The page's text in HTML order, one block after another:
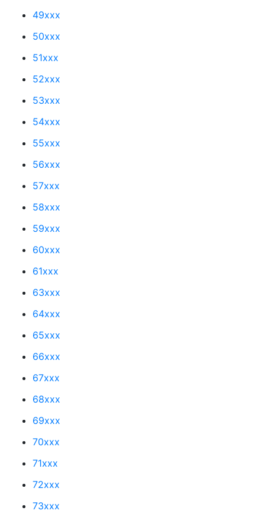
49xxx
50xxx
51xxx
52xxx
53xxx
54xxx
55xxx
56xxx
57xxx
58xxx
59xxx
60xxx
61xxx
63xxx
64xxx
65xxx
66xxx
67xxx
68xxx
69xxx
70xxx
71xxx
72xxx
73xxx